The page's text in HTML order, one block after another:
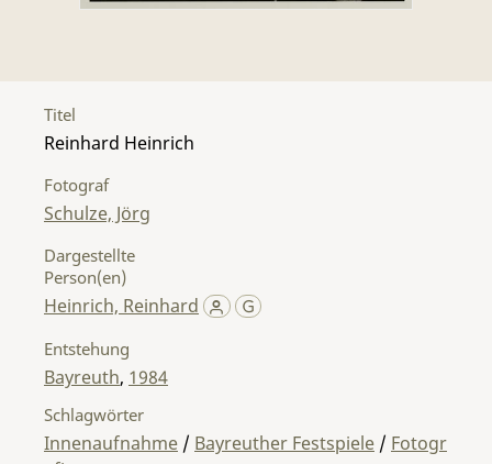
Titel
Reinhard Heinrich
Fotograf
Schulze, Jörg
Dargestellte
Person(en)
Heinrich, Reinhard
Entstehung
Bayreuth, 1984
Schlagwörter
Innenaufnahme / Bayreuther Festspiele / Fotogr